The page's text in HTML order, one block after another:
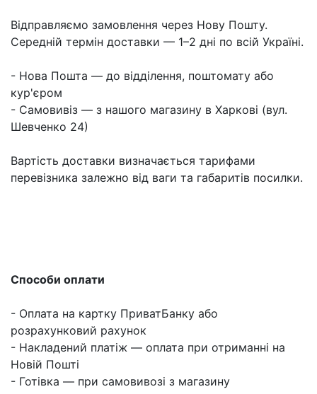
Відправляємо замовлення через Нову Пошту.
Середній термін доставки — 1–2 дні по всій Україні.
- Нова Пошта — до відділення, поштомату або
кур'єром
- Самовивіз — з нашого магазину в Харкові (вул.
Шевченко 24)
Вартість доставки визначається тарифами
перевізника залежно від ваги та габаритів посилки.
Способи оплати
- Оплата на картку ПриватБанку або
розрахунковий рахунок
- Накладений платіж — оплата при отриманні на
Новій Пошті
- Готівка — при самовивозі з магазину